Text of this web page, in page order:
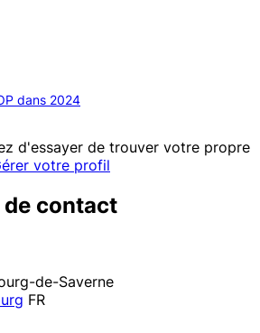
dans 2024
d'essayer de trouver votre propre
votre profil
contact
de-Saverne
FR